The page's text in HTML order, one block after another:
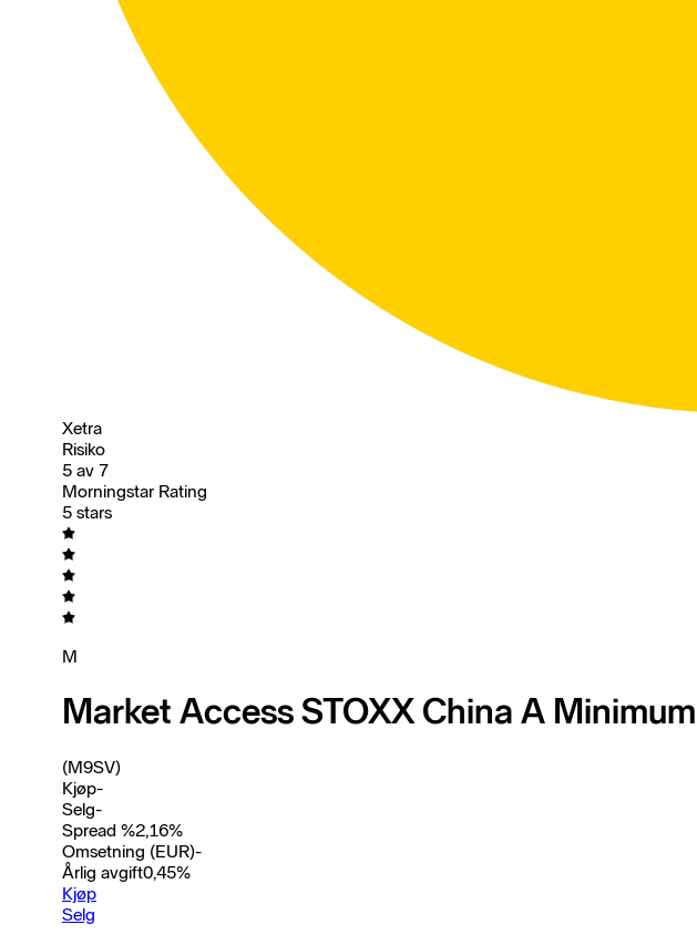
Xetra
Risiko
5 av 7
Morningstar Rating
5 stars
M
Market Access STOXX China A
(M9SV)
Kjøp-
Selg-
Spread %2,16%
Omsetning (EUR)-
Årlig avgift0,45%
Kjøp
Selg